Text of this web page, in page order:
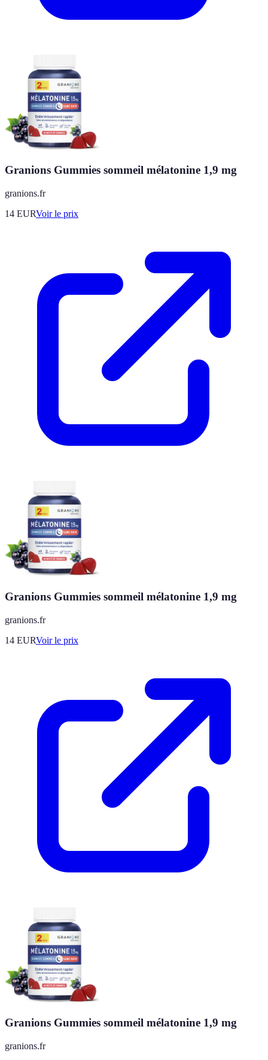
Granions Gummies sommeil mélatonine 1,9 mg
granions.fr
14 EURVoir le prix
Granions Gummies sommeil mélatonine 1,9 mg
granions.fr
14 EURVoir le prix
Granions Gummies sommeil mélatonine 1,9 mg
granions.fr